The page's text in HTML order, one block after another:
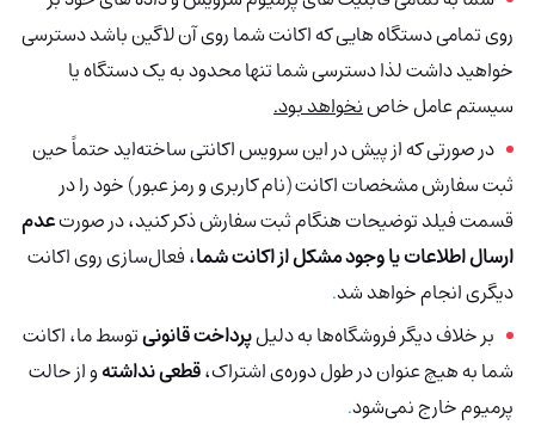
روی تمامی دستگاه هایی که اکانت شما روی آن لاگین باشد دسترسی
خواهید داشت لذا دسترسی شما تنها محدود به یک دستگاه یا
سیستم عامل خاصنخواهد بود.
در صورتی که از پیش در این سرویس اکانتی ساخته‌اید حتماً حین
ثبت سفارش مشخصات اکانت (نام کاربری و رمز عبور) خود را در
قسمت فیلد توضیحات هنگام ثبت سفارش ذکر کنید، در صورتعدم
ارسال اطلاعات یا وجود مشکل از اکانت شما، فعال‌سازی روی اکانت
دیگری انجام خواهد شد.
بر خلاف دیگر فروشگاه‌ها به دلیلپرداخت قانونیتوسط ما، اکانت
شما به هیچ عنوان در طول دوره‌ی اشتراک،قطعی نداشتهو از حالت
پرمیوم خارج نمی‌شود.